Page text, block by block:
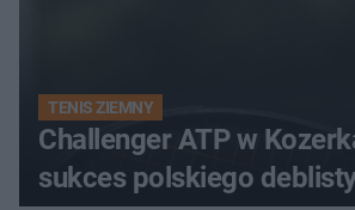
TENIS ZIEMNY
Challenger ATP w
sukces polskiego